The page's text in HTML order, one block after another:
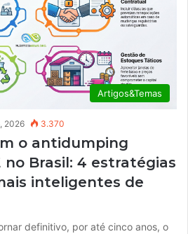
Artigos&Temas
2026 3.370
o antidumping
no Brasil: 4 estratégias
inteligentes de
definitivo, por até cinco anos, o